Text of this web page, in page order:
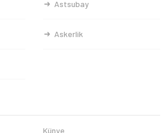
Astsubay
Askerlik
Künye